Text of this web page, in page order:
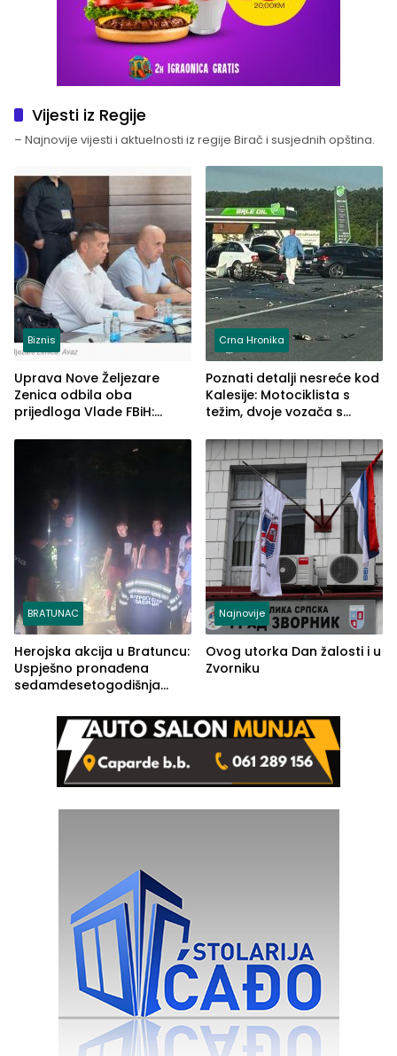
Vijesti iz Regije
– Najnovije vijesti i aktuelnosti iz regije Birač i susjednih opština.
Biznis
Uprava Nove Željezare
Zenica odbila oba
prijedloga Vlade FBiH:
rješenje
Crna Hronika
Poznati detalji nesreće kod
Kalesije: Motociklista s
težim, dvoje vozača s
BRATUNAC
Herojska akcija u Bratuncu:
Uspješno pronađena
sedamdesetogodišnja
Kravice.
Najnovije
Ovog utorka Dan žalosti i u
Zvorniku